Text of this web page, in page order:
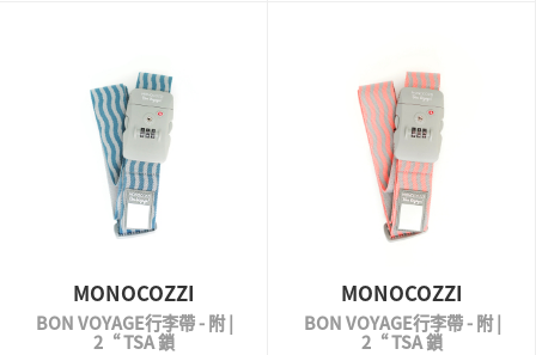
MONOCOZZI
BON VOYAGE行李帶 - 附 |
2“ TSA 鎖
MONOCOZZI
BON VOYAGE行李帶 - 附 |
2“ TSA 鎖